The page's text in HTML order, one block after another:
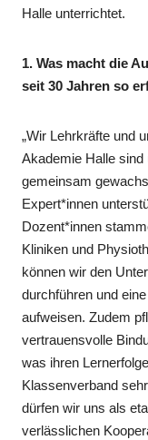
Halle unterrichtet.
1. Was macht die
seit 30 Jahren so
„Wir Lehrkräfte und
Akademie Halle
gemeinsam
Expert*innen
Dozent*innen
Kliniken und
können wir den
durchführen und
aufweisen. Zudem
vertrauensvolle
was ihren
Klassenverband
dürfen wir uns als
verlässlichen